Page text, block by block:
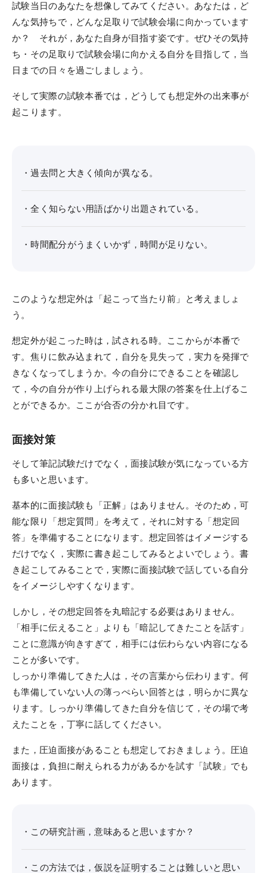
受講までの流れ
ガイダンス情報
個別受講相談
講義スケジュール
WEB申込後のお支払方法
お申込後の流れ
資料請求
WEBサイトご利用環境
eラーニング推奨環境
テストバンク・テストエンジン推奨環境
利用規約
試験当日のあなたを想像してみてください。あなたは，ど
んな気持ちで，どんな足取りで試験会場に向かっています
か？ それが，あなた自身が目指す姿です。ぜひその気持
ち・その足取りで試験会場に向かえる自分を目指して，当
日までの日々を過ごしましょう。
そして実際の試験本番では，どうしても想定外の出来事が
起こります。
・過去問と大きく傾向が異なる。
・全く知らない用語ばかり出題されている。
・時間配分がうまくいかず，時間が足りない。
このような想定外は「起こって当たり前」と考えましょ
う。
想定外が起こった時は，試される時。ここからが本番で
す。焦りに飲み込まれて，自分を見失って，実力を発揮で
きなくなってしまうか。今の自分にできることを確認し
て，今の自分が作り上げられる最大限の答案を仕上げるこ
とができるか。ここが合否の分かれ目です。
面接対策
そして筆記試験だけでなく，面接試験が気になっている方
も多いと思います。
基本的に面接試験も「正解」はありません。そのため，可
能な限り「想定質問」を考えて，それに対する「想定回
答」を準備することになります。想定回答はイメージする
だけでなく，実際に書き起こしてみるとよいでしょう。書
き起こしてみることで，実際に面接試験で話している自分
をイメージしやすくなります。
しかし，その想定回答を丸暗記する必要はありません。
「相手に伝えること」よりも「暗記してきたことを話す」
ことに意識が向きすぎて，相手には伝わらない内容になる
ことが多いです。
しっかり準備してきた人は，その言葉から伝わります。何
も準備していない人の薄っぺらい回答とは，明らかに異な
ります。しっかり準備してきた自分を信じて，その場で考
えたことを，丁寧に話してください。
また，圧迫面接があることも想定しておきましょう。圧迫
面接は，負担に耐えられる力があるかを試す「試験」でも
あります。
・この研究計画，意味あると思いますか？
・この方法では，仮説を証明することは難しいと思い